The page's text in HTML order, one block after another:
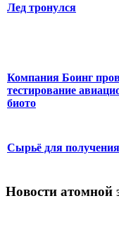
Лед тронулся
Компания Боинг
тестирование
биото
Сырьё для получения
Новости атомной